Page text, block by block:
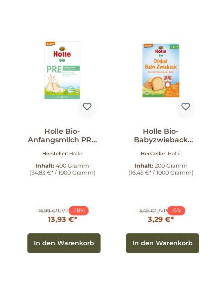
Holle Bio-
Anfangsmilch PRE
400 g
Hersteller: Holle
Inhalt: 400 Gramm
(34,83 €* / 1000 Gramm)
16,99 €*UVP -18%
13,93 €*
In den Warenkorb
Holle Bio-
Babyzwieback
Hersteller: Holle
Inhalt: 200 Gramm
(16,45 €* / 1000 Gramm)
3,49 €*UVP -6%
3,29 €*
In den Warenkorb